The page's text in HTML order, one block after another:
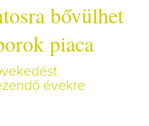
bővülhet
piaca
évekre